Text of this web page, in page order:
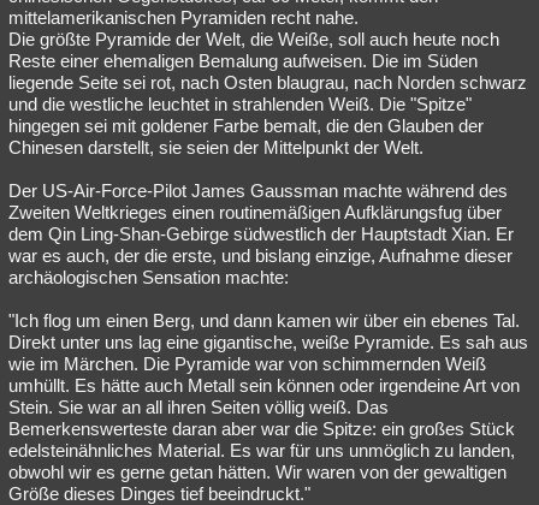
mittelamerikanischen Pyramiden recht nahe.
Die größte Pyramide der Welt, die Weiße, soll auch heute noch
Reste einer ehemaligen Bemalung aufweisen. Die im Süden
liegende Seite sei rot, nach Osten blaugrau, nach Norden schwarz
und die westliche leuchtet in strahlenden Weiß. Die "Spitze"
hingegen sei mit goldener Farbe bemalt, die den Glauben der
Chinesen darstellt, sie seien der Mittelpunkt der Welt.
Der US-Air-Force-Pilot James Gaussman machte während des
Zweiten Weltkrieges einen routinemäßigen Aufklärungsfug über
dem Qin Ling-Shan-Gebirge südwestlich der Hauptstadt Xian. Er
war es auch, der die erste, und bislang einzige, Aufnahme dieser
archäologischen Sensation machte:
"Ich flog um einen Berg, und dann kamen wir über ein ebenes Tal.
Direkt unter uns lag eine gigantische, weiße Pyramide. Es sah aus
wie im Märchen. Die Pyramide war von schimmernden Weiß
umhüllt. Es hätte auch Metall sein können oder irgendeine Art von
Stein. Sie war an all ihren Seiten völlig weiß. Das
Bemerkenswerteste daran aber war die Spitze: ein großes Stück
edelsteinähnliches Material. Es war für uns unmöglich zu landen,
obwohl wir es gerne getan hätten. Wir waren von der gewaltigen
Größe dieses Dinges tief beeindruckt."